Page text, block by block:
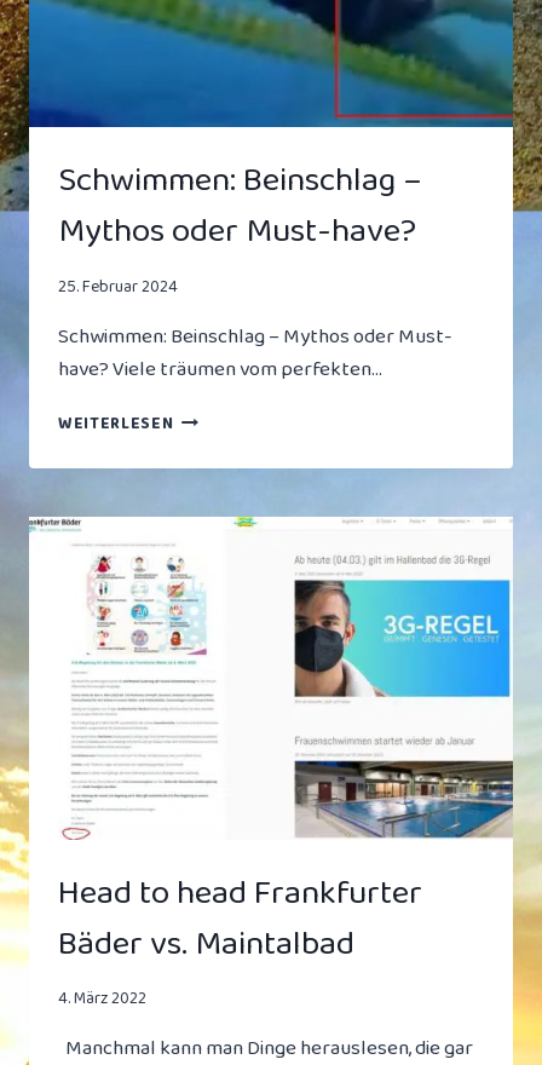
Schwimmen: Beinschlag –
Mythos oder Must-have?
25. Februar 2024
Schwimmen: Beinschlag – Mythos oder Must-
have? Viele träumen vom perfekten…
WEITERLESEN SCHWIMMEN:
–
ODER
MUST-
HAVE?
Head to head Frankfurter
Bäder vs. Maintalbad
4. März 2022
Manchmal kann man Dinge herauslesen, die gar